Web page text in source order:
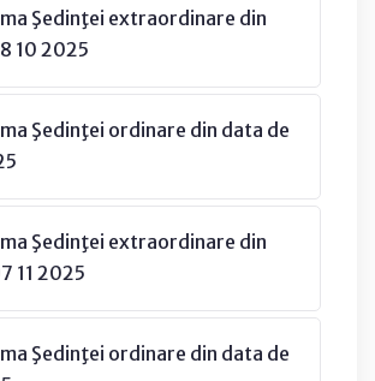
Şedinţei extraordinare din
10 2025
Şedinţei ordinare din data de
Şedinţei extraordinare din
11 2025
Şedinţei ordinare din data de